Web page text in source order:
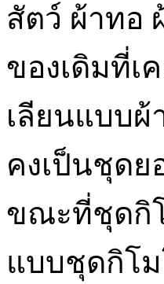
สัตว์ ผ้าทอ
ของเดิมที่เ
เลียนแบบ
คงเป็นชุดย
ขณะที่ชุดกิ
แบบชุดกิโม